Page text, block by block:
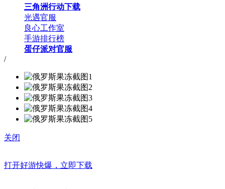
三角洲行动下载
光遇官服
良心工作室
手游排行榜
蛋仔派对官服
/
关闭
打开好游快爆，立即下载